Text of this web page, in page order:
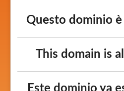
Questo dominio
This domain is
Este dominio ya